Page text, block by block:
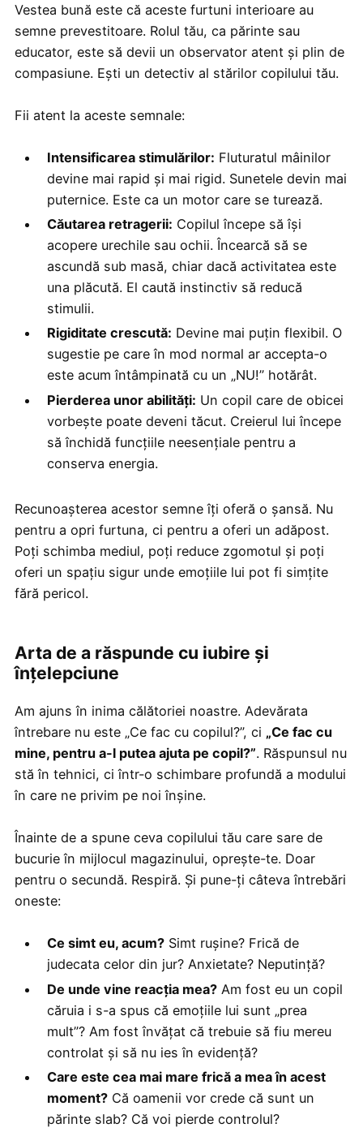
Vestea bună este că aceste furtuni interioare au
semne prevestitoare. Rolul tău, ca părinte sau
educator, este să devii un observator atent și plin de
compasiune. Ești un detectiv al stărilor copilului tău.
Fii atent la aceste semnale:
Intensificarea stimulărilor: Fluturatul mâinilor
devine mai rapid și mai rigid. Sunetele devin mai
puternice. Este ca un motor care se turează.
Căutarea retragerii: Copilul începe să își
acopere urechile sau ochii. Încearcă să se
ascundă sub masă, chiar dacă activitatea este
una plăcută. El caută instinctiv să reducă
stimulii.
Rigiditate crescută: Devine mai puțin flexibil. O
sugestie pe care în mod normal ar accepta-o
este acum întâmpinată cu un „NU!” hotărât.
Pierderea unor abilități: Un copil care de obicei
vorbește poate deveni tăcut. Creierul lui începe
să închidă funcțiile neesențiale pentru a
conserva energia.
Recunoașterea acestor semne îți oferă o șansă. Nu
pentru a opri furtuna, ci pentru a oferi un adăpost.
Poți schimba mediul, poți reduce zgomotul și poți
oferi un spațiu sigur unde emoțiile lui pot fi simțite
fără pericol.
Arta de a răspunde cu iubire și
înțelepciune
Am ajuns în inima călătoriei noastre. Adevărata
întrebare nu este „Ce fac cu copilul?”, ci „Ce fac cu
mine, pentru a-l putea ajuta pe copil?”. Răspunsul nu
stă în tehnici, ci într-o schimbare profundă a modului
în care ne privim pe noi înșine.
Înainte de a spune ceva copilului tău care sare de
bucurie în mijlocul magazinului, oprește-te. Doar
pentru o secundă. Respiră. Și pune-ți câteva întrebări
oneste:
Ce simt eu, acum?Simt rușine? Frică de
judecata celor din jur? Anxietate? Neputință?
De unde vine reacția mea?Am fost eu un copil
căruia i s-a spus că emoțiile lui sunt „prea
mult”? Am fost învățat că trebuie să fiu mereu
controlat și să nu ies în evidență?
Care este cea mai mare frică a mea în acest
moment?Că oamenii vor crede că sunt un
părinte slab? Că voi pierde controlul?